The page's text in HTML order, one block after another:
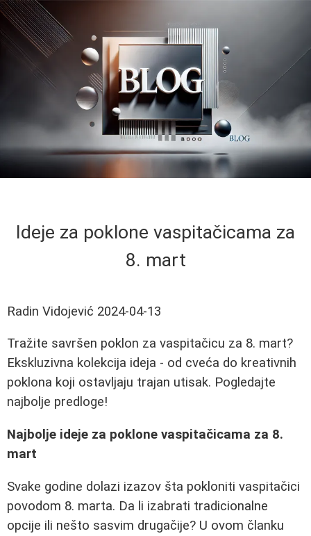
Ideje za poklone vaspitačicama za
8. mart
Radin Vidojević 2024-04-13
Tražite savršen poklon za vaspitačicu za 8. mart?
Ekskluzivna kolekcija ideja - od cveća do kreativnih
poklona koji ostavljaju trajan utisak. Pogledajte
najbolje predloge!
Najbolje ideje za poklone vaspitačicama za 8.
mart
Svake godine dolazi izazov šta pokloniti vaspitačici
povodom 8. marta. Da li izabrati tradicionalne
opcije ili nešto sasvim drugačije? U ovom članku